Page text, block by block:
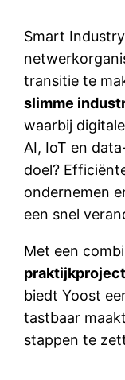
Smart
transitie te
slimme
waarbij
AI, IoT en
doel?
ondernemen
een snel
Met een
biedt Yoost
tastbaar
stappen te